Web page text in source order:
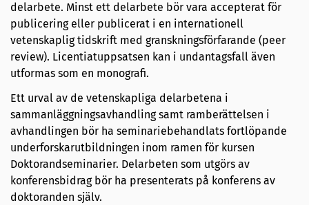
delarbete. Minst ett delarbete bör vara accepterat för
publicering eller publicerat i en internationell
vetenskaplig tidskrift med granskningsförfarande (peer
review). Licentiatuppsatsen kan i undantagsfall även
utformas som en monografi.
Ett urval av de vetenskapliga delarbetena i
sammanläggningsavhandling samt ramberättelsen i
avhandlingen bör ha seminariebehandlats fortlöpande
underforskarutbildningen inom ramen för kursen
Doktorandseminarier. Delarbeten som utgörs av
konferensbidrag bör ha presenterats på konferens av
doktoranden själv.